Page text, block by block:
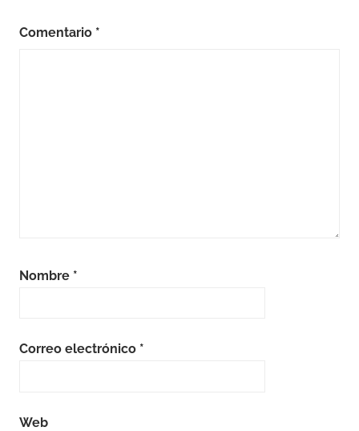
Comentario *
Nombre *
Correo electrónico *
Web